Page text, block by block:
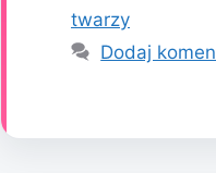
twarzy
Dodaj